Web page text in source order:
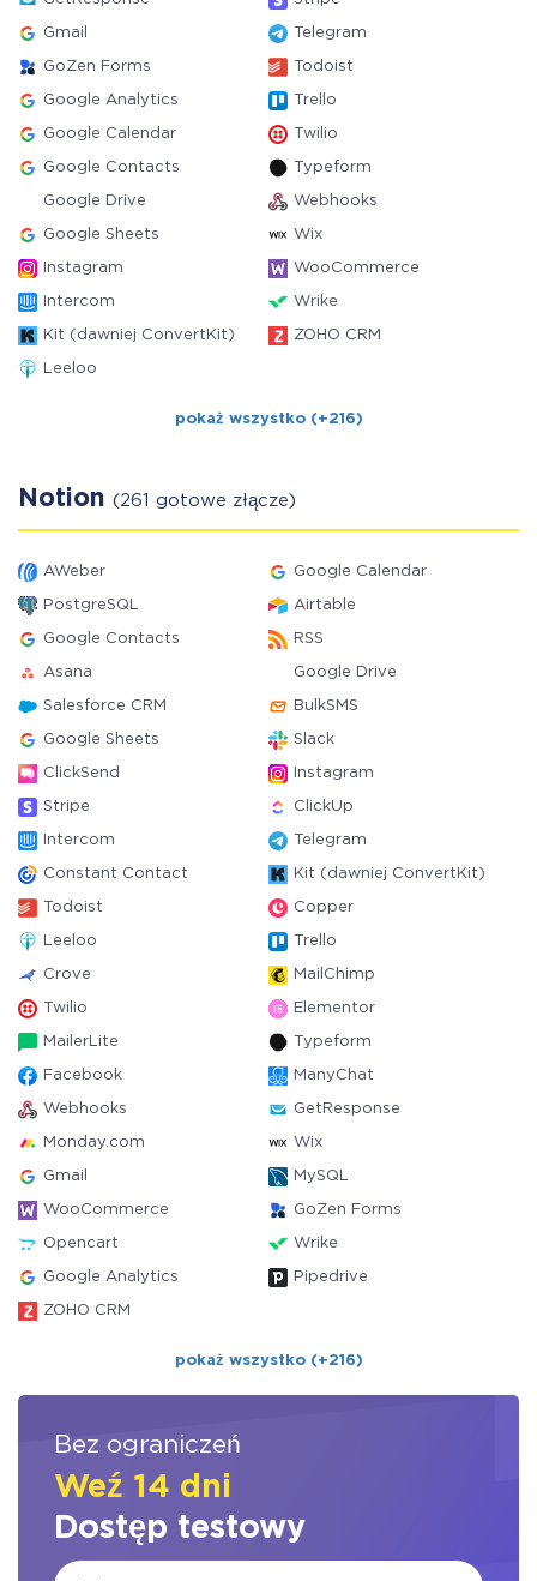
Gmail Telegram
GoZen Forms Todoist
Google Analytics Trello
Google Calendar Twilio
Google Contacts Typeform
Google Drive Webhooks
Google Sheets Wix
Instagram WooCommerce
Intercom Wrike
Kit (dawniej ConvertKit) ZOHO CRM
Leeloo
pokaż wszystko (+216)
Notion (261 gotowe złącze)
AWeber Google Calendar
PostgreSQL Airtable
Google Contacts RSS
Asana Google Drive
Salesforce CRM BulkSMS
Google Sheets Slack
ClickSend Instagram
Stripe ClickUp
Intercom Telegram
Constant Contact Kit (dawniej ConvertKit)
Todoist Copper
Leeloo Trello
Crove MailChimp
Twilio Elementor
MailerLite Typeform
Facebook ManyChat
Webhooks GetResponse
Monday.com Wix
Gmail MySQL
WooCommerce GoZen Forms
Opencart Wrike
Google Analytics Pipedrive
ZOHO CRM
pokaż wszystko (+216)
Bez ograniczeń
Weź 14 dni
Dostęp testowy